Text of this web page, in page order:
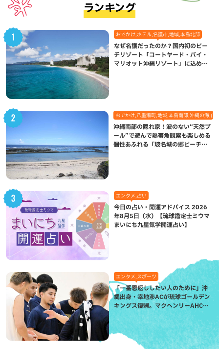
ランキング
おでかけ,ホテル,名護市,地域,本島北部
なぜ名護だったのか？国内初のビー
チリゾート「コートヤード・バイ・
マリオット沖縄リゾート」に込めら
おでかけ,八重瀬町,地域,本島南部,沖縄の海,自
沖縄南部の隠れ家！波のない“天然プ
ール”で遊んで熱帯魚観察も楽しめる
個性あふれる「玻名城の郷ビーチ」
エンタメ,占い
今日の占い・開運アドバイス 2026
年8月5日（水）【琉球鑑定士ミウマ
まいにち九星気学開運占い】
エンタメ,スポーツ
「一番恩返ししたい人のために」沖
縄出身・幸地渉ACが琉球ゴールデン
キングス復帰。マクヘンリーAHCに
信頼を寄せる理由